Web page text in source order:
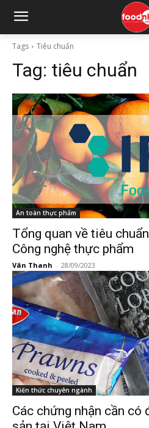
Tags Tiêu chuẩn
Tag: tiêu chuẩn
An toàn thực phẩm
Tổng quan về tiêu
Công nghệ thực phẩm
Vân Thanh - 28/09/2023
Kiến thức chuyên ngành
Các chứng nhận cần có